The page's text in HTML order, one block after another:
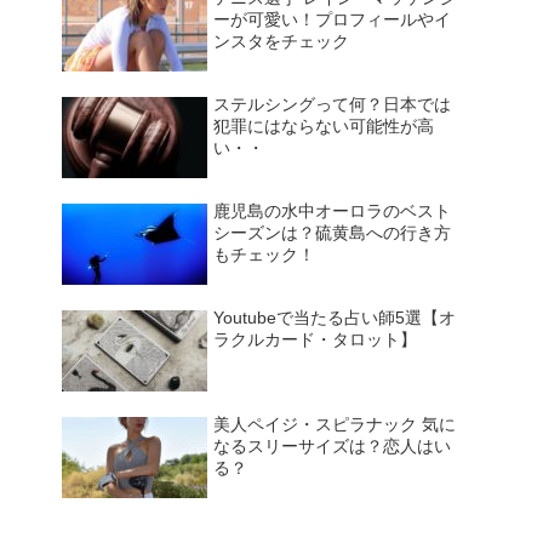
ーが可愛い！プロフィールやイ
ンスタをチェック
ステルシングって何？日本では
犯罪にはならない可能性が高
い・・
鹿児島の水中オーロラのベスト
シーズンは？硫黄島への行き方
もチェック！
Youtubeで当たる占い師5選【オ
ラクルカード・タロット】
美人ペイジ・スピラナック 気に
なるスリーサイズは？恋人はい
る？